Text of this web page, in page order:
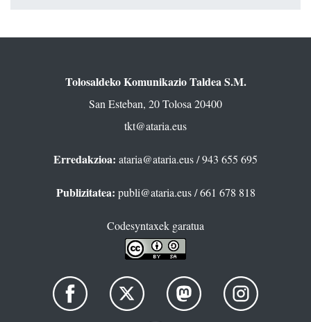
Tolosaldeko Komunikazio Taldea S.M.
San Esteban, 20 Tolosa 20400
tkt@ataria.eus
Erredakzioa: ataria@ataria.eus/ 943 655 695
Publizitatea: publi@ataria.eus/ 661 678 818
Codesyntaxek garatua